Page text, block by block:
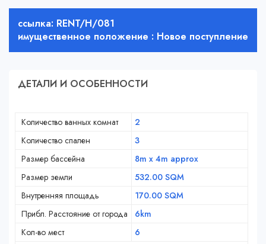
ссылка: RENT/H/081
имущественное положение : Новое поступление
ДЕТАЛИ И ОСОБЕННОСТИ
Количество ванных комнат
2
Количество спален
3
Размер бассейна
8m x 4m approx
Размер земли
532.00 SQM
Внутренняя площадь
170.00 SQM
Прибл. Расстояние от города
6km
Кол-во мест
6